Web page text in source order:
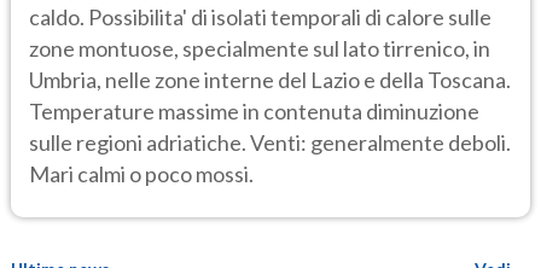
caldo. Possibilita' di isolati temporali di calore sulle
zone montuose, specialmente sul lato tirrenico, in
Umbria, nelle zone interne del Lazio e della Toscana.
Temperature massime in contenuta diminuzione
sulle regioni adriatiche. Venti: generalmente deboli.
Mari calmi o poco mossi.